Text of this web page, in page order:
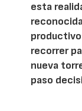
esta
recorrer
nueva
paso